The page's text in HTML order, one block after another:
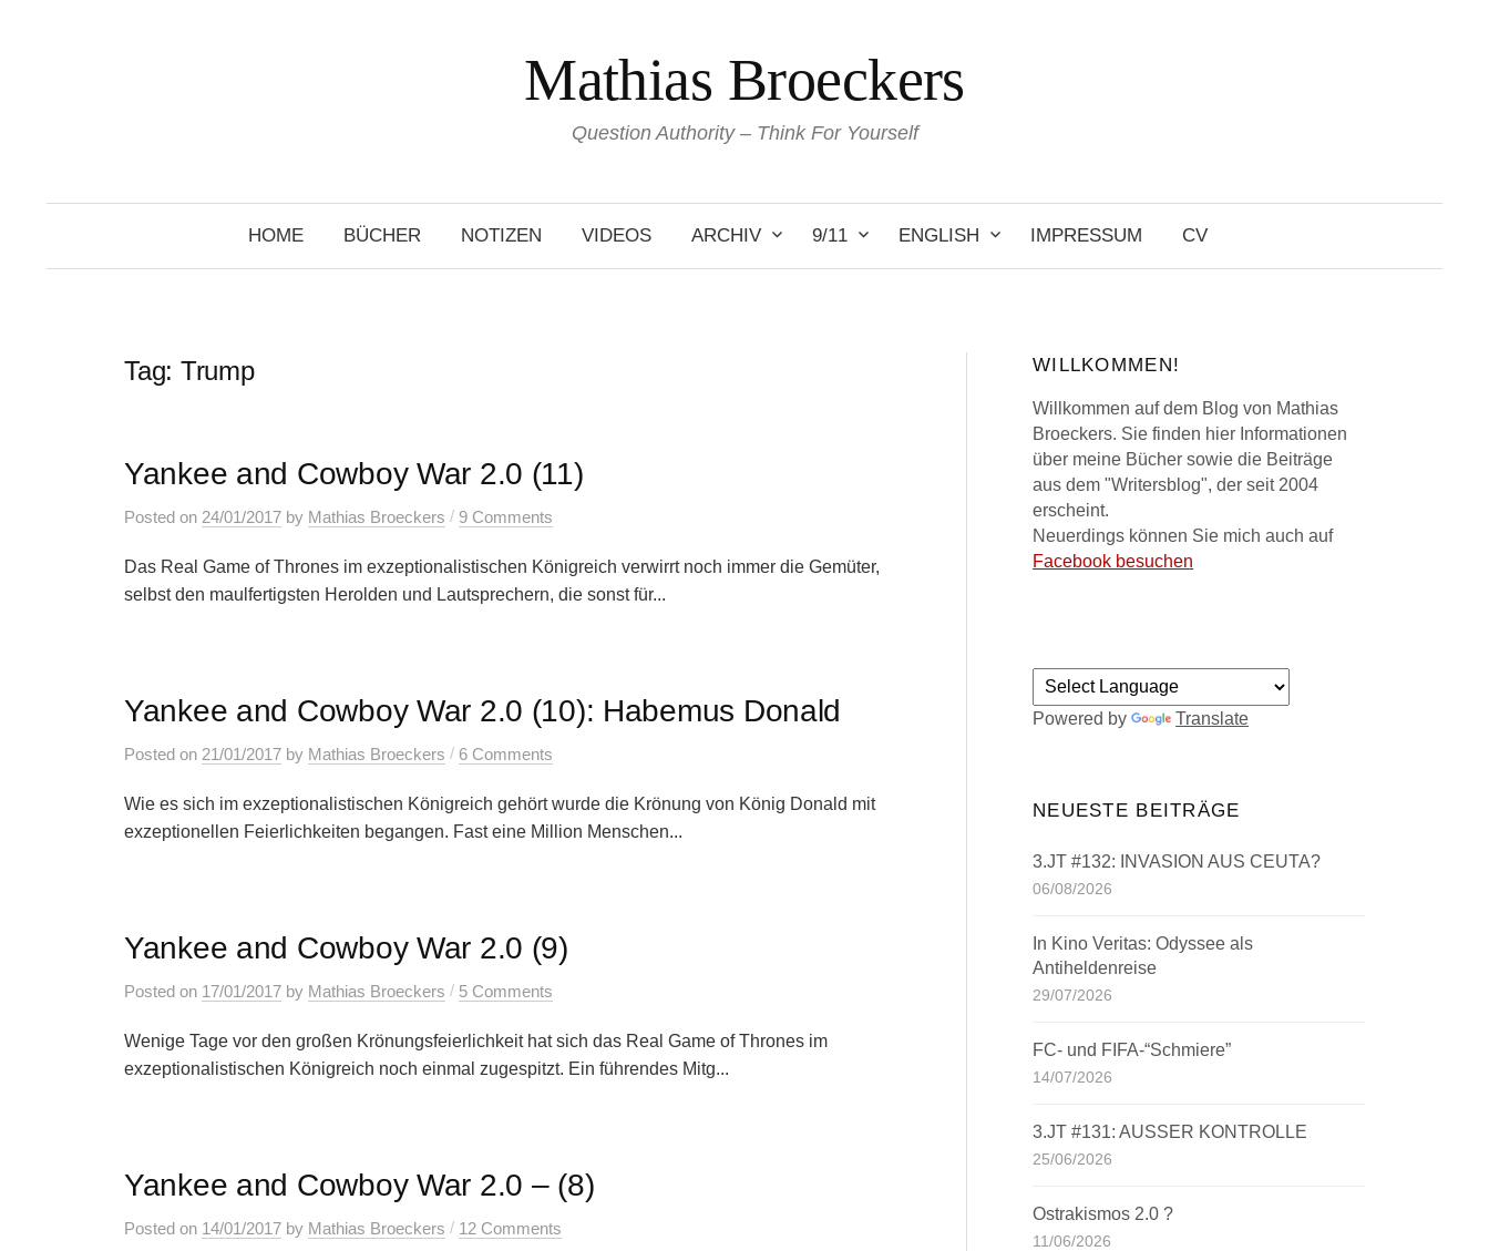
Mathias Broeckers
Question Authority – Think For Yourself
HOME BÜCHER NOTIZEN VIDEOS ARCHIV 9/11 ENGLISH IMPRESSUM CV
Search
Tag: Trump
Yankee and Cowboy War 2.0 (11)
Posted on 24/01/2017 by Mathias Broeckers / 9 Comments
Das Real Game of Thrones im exzeptionalistischen Königreich verwirrt noch immer die Gemüter,
selbst den maulfertigsten Herolden und Lautsprechern, die sonst für...
Yankee and Cowboy War 2.0 (10): Habemus Donald
Posted on 21/01/2017 by Mathias Broeckers / 6 Comments
Wie es sich im exzeptionalistischen Königreich gehört wurde die Krönung von König Donald mit
exzeptionellen Feierlichkeiten begangen. Fast eine Million Menschen...
Yankee and Cowboy War 2.0 (9)
Posted on 17/01/2017 by Mathias Broeckers / 5 Comments
Wenige Tage vor den großen Krönungsfeierlichkeit hat sich das Real Game of Thrones im
exzeptionalistischen Königreich noch einmal zugespitzt. Ein führendes Mitg...
Yankee and Cowboy War 2.0 – (8)
Posted on 14/01/2017 by Mathias Broeckers / 12 Comments
WILLKOMMEN!
Willkommen auf dem Blog von Mathias
Broeckers. Sie finden hier Informationen
über meine Bücher sowie die Beiträge
aus dem "Writersblog", der seit 2004
erscheint.
Neuerdings können Sie mich auch auf
Facebook besuchen
Powered by Translate
NEUESTE BEITRÄGE
3.JT #132: INVASION AUS CEUTA?
06/08/2026
In Kino Veritas: Odyssee als
Antiheldenreise
29/07/2026
FC- und FIFA-“Schmiere”
14/07/2026
3.JT #131: AUSSER KONTROLLE
25/06/2026
Ostrakismos 2.0 ?
11/06/2026